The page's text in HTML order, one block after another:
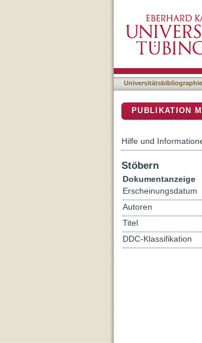
Universitätsbibliographie
PUBLIKATION
Hilfe und
Stöbern
Dokumentanzeige
Erscheinungsdatum
Autoren
Titel
DDC-Klassifikation